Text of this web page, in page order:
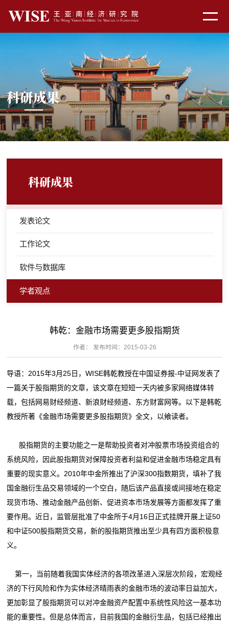
科研成果
科研成果
发表论文
工作论文
软件与数据库
学者观点
韩乾：金融市场需要更多股指期货
作者： 发布时间：2015-03-26
导语：2015年3月25日，WISE韩乾教授在中国证券报-中证网发表了
一篇关于股指期货的文章，该文章在短短一天内被多家网络媒体转
载，包括网易财经频道、新浪财经频道、东方财富网等。以下是韩乾
教授所著《金融市场需要更多股指期货》全文，以飨读者。
股指期货的主要功能之一是帮助投资者对冲股票市场投资组合的
系统风险，因此股指期货对保障投资者利益和促进金融市场稳定具有
重要的现实意义。2010年中金所推出了沪深300指数期货，填补了我
国金融衍生品交易领域的一个空白，随后该产品直接或间接地在稳定
现货市场、推动金融产品创新、促进资本市场发展等方面都发挥了重
要作用。近日，监管层批准了中金所于4月16日正式挂牌开展上证50
和中证500股指期货交易，新的股指期货推出至少具有四方面积极意
义。
第一，当前随着我国实体经济的各项改革进入深层次阶段，宏观经
济的下行风险和作为实体经济晴雨表的金融市场的波动率日益加大，
更加彰显了股指期货可以对冲金融资产配置中系统性风险这一基本功
能的重要性。但是总体而言，目前我国的金融衍生品，包括已经推出